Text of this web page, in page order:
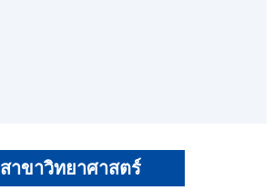
สาขาวิทยาศาสตร์